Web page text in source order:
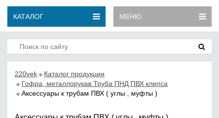
КАТАЛОГ МЕНЮ
220vek
Каталог продукции
Гофра, металлорукав Труба ПНД ПВХ клипса
Аксессуары к трубам ПВХ ( углы , муфты )